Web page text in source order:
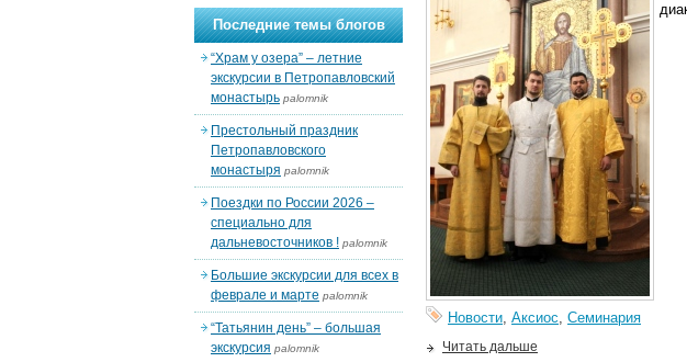
Новости, Аксиос, Семинария
Читать дальше
Последние темы блогов
“Храм у озера” – летние
экскурсии в Петропавловский
монастырь palomnik
Престольный праздник
Петропавловского
монастыря palomnik
Поездки по России 2026 –
специально для
дальневосточников ! palomnik
Большие экскурсии для всех в
феврале и марте palomnik
“Татьянин день” – большая
экскурсия palomnik